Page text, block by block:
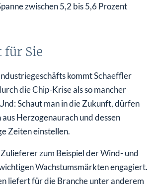
zwischen 5,2 bis 5,6 Prozent
für Sie
kommt Schaeffler
die Chip-Krise als so mancher
Schaut man in die Zukunft, dürfen
Herzogenaurach und dessen
Zeiten einstellen.
zum Beispiel der Wind- und
Wachstumsmärkten engagiert.
liefert für die Branche unter anderem